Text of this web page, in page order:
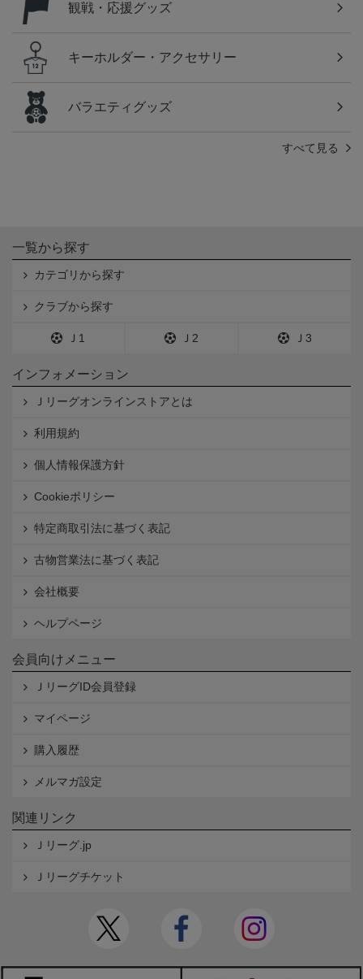
観戦・応援グッズ
キーホルダー・アクセサリー
バラエティグッズ
すべて見る
一覧から探す
カテゴリから探す
クラブから探す
Ｊ1 Ｊ2 Ｊ3
インフォメーション
Ｊリーグオンラインストアとは
利用規約
個人情報保護方針
Cookieポリシー
特定商取引法に基づく表記
古物営業法に基づく表記
会社概要
ヘルプページ
会員向けメニュー
ＪリーグID会員登録
マイページ
購入履歴
メルマガ設定
関連リンク
Ｊリーグ.jp
Ｊリーグチケット